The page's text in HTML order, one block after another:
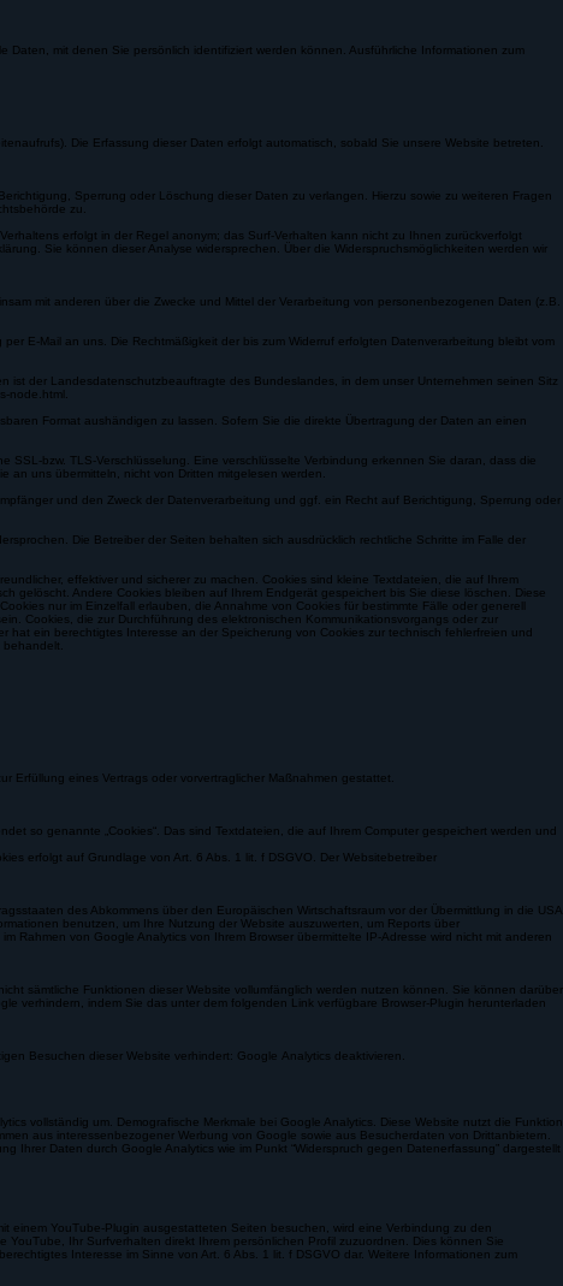
wir derartige Inhalte umgehend entfernen.
mit denen Sie persönlich identifiziert werden können. Ausführliche Informationen zum
Die Erfassung dieser Daten erfolgt automatisch, sobald Sie unsere Website betreten.
Sperrung oder Löschung dieser Daten zu verlangen. Hierzu sowie zu weiteren Fragen
zu.
erfolgt in der Regel anonym; das Surf-Verhalten kann nicht zu Ihnen zurückverfolgt
Sie können dieser Analyse widersprechen. Über die Widerspruchsmöglichkeiten werden wir
mit anderen über die Zwecke und Mittel der Verarbeitung von personenbezogenen Daten (z.B.
E-Mail an uns. Die Rechtmäßigkeit der bis zum Widerruf erfolgten Datenverarbeitung bleibt vom
der Landesdatenschutzbeauftragte des Bundeslandes, in dem unser Unternehmen seinen Sitz
node.html.
Format aushändigen zu lassen. Sofern Sie die direkte Übertragung der Daten an einen
bzw. TLS-Verschlüsselung. Eine verschlüsselte Verbindung erkennen Sie daran, dass die
an uns übermitteln, nicht von Dritten mitgelesen werden.
und den Zweck der Datenverarbeitung und ggf. ein Recht auf Berichtigung, Sperrung oder
Die Betreiber der Seiten behalten sich ausdrücklich rechtliche Schritte im Falle der
effektiver und sicherer zu machen. Cookies sind kleine Textdateien, die auf Ihrem
gelöscht. Andere Cookies bleiben auf Ihrem Endgerät gespeichert bis Sie diese löschen. Diese
nur im Einzelfall erlauben, die Annahme von Cookies für bestimmte Fälle oder generell
Cookies, die zur Durchführung des elektronischen Kommunikationsvorgangs oder zur
eines Vertrags oder vorvertraglicher Maßnahmen gestattet.
so genannte „Cookies“. Das sind Textdateien, die auf Ihrem Computer gespeichert werden und
des Abkommens über den Europäischen Wirtschaftsraum vor der Übermittlung in die USA
benutzen, um Ihre Nutzung der Website auszuwerten, um Reports über
sämtliche Funktionen dieser Website vollumfänglich werden nutzen können. Sie können darüber
Besuchen dieser Website verhindert: Google Analytics deaktivieren.
vollständig um. Demografische Merkmale bei Google Analytics. Diese Website nutzt die Funktion
aus interessenbezogener Werbung von Google sowie aus Besucherdaten von Drittanbietern.
YouTube-Plugin ausgestatteten Seiten besuchen, wird eine Verbindung zu den
Ihr Surfverhalten direkt Ihrem persönlichen Profil zuzuordnen. Dies können Sie